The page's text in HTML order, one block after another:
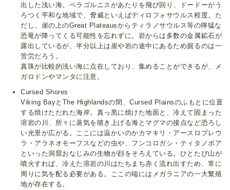
出した浅い海。ペラゴルニスがあたりを飛び回り、ドードーがう
ろつく平和な地域で、脅威といえばディロフォサウルス程度。た
だし、崖の上のGreat Plateausからティラノサウルス等の獰猛な
恐竜が降ってくる可能性を忘れずに。岩からは多数の金属鉱石が
露出しているが、半分以上は崖や岩の途中にあるため掘るのは一
苦労だろう。
真珠が比較的浅い海に点在しており、集めることができるが、メ
ガロドンやマンタに注意。
Cursed Shores
Viking BayとThe Highlandsの間、Cursed Plainsのふもとに位置
する焼けただれた海岸。真っ黒に焼けた地面と、冷えて固まった
溶岩の川、所々に蒸気を噴き上げる海とマグマの接点など恐ろし
い光景が広がる。ここには温かいのかカマキリ・アースロプレウ
ラ・アラネオモーフスなどの虫や、フンコロガシ・ティタノボア
といった洞窟おなじみの生物が顔をそろえている。ひとたび山が
噴火すれば、冷えた溶岩の川はたちまち赤く流れ出すため、常に
周りに気を配る必要がある。ここの端にはメガラニアの一大繁殖
地が存在する。